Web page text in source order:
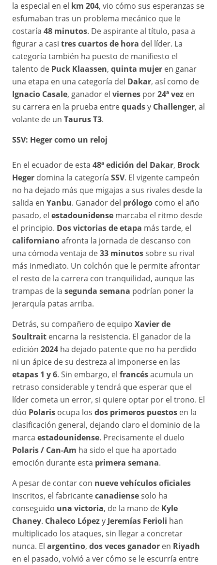
la especial en el km 204, vio cómo sus esperanzas se
esfumaban tras un problema mecánico que le
costaría 48 minutos. De aspirante al título, pasa a
figurar a casi tres cuartos de hora del líder. La
categoría también ha puesto de manifiesto el
talento de Puck Klaassen, quinta mujer en ganar
una etapa en una categoría del Dakar, así como de
Ignacio Casale, ganador el viernes por24ª vez en
su carrera en la prueba entrequadsy Challenger, al
volante de un Taurus T3.
SSV: Heger como un reloj
En el ecuador de esta 48ª edición del Dakar, Brock
Heger domina la categoría SSV. El vigente campeón
no ha dejado más que migajas a sus rivales desde la
salida en Yanbu. Ganador del prólogo como el año
pasado, el estadounidense marcaba el ritmo desde
el principio. Dos victorias de etapa más tarde, el
californianoafronta la jornada de descanso con
una cómoda ventaja de33 minutossobre su rival
más inmediato. Un colchón que le permite afrontar
el resto de la carrera con tranquilidad, aunque las
trampas de la segunda semana podrían poner la
jerarquía patas arriba.
Detrás, su compañero de equipo Xavier de
Soultrait encarna la resistencia. El ganador de la
edición 2024 ha dejado patente que no ha perdido
ni un ápice de su destreza al imponerse en las
etapas 1 y 6. Sin embargo, el francésacumula un
retraso considerable y tendrá que esperar que el
líder cometa un error, si quiere optar por el trono. El
dúo Polaris ocupa los dos primeros puestos en la
clasificación general, dejando claro el dominio de la
marca estadounidense. Precisamente el duelo
Polaris / Can-Am ha sido el que ha aportado
emoción durante esta primera semana.
A pesar de contar con nueve vehículos oficiales
inscritos, el fabricantecanadiensesolo ha
conseguido una victoria, de la mano de Kyle
Chaney. Chaleco Lópezy Jeremías Ferioli han
multiplicado los ataques, sin llegar a concretar
nunca. El argentino, dos veces ganador en Riyadh
en el pasado, volvió a ver cómo se le escurría entre